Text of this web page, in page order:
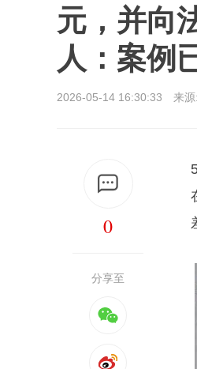
元，并向
人：案例
2026-05-14 16:30:33 来源:
0
分享至